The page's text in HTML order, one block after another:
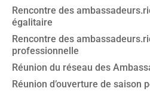
Rencontre des
égalitaire
Rencontre des
professionnelle
Réunion du réseau des
Réunion d’ouverture de saison